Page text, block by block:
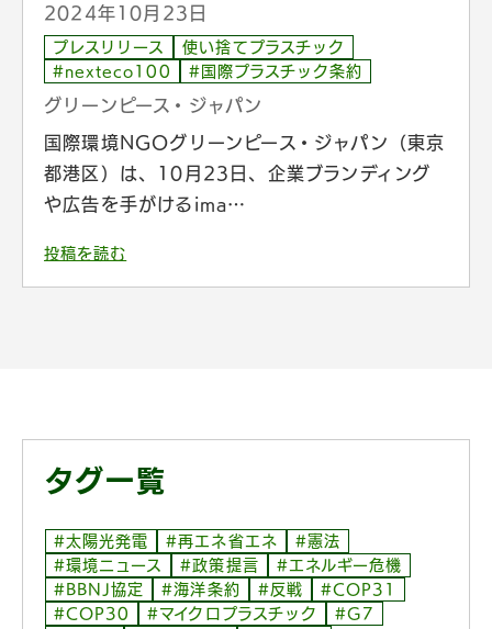
2024年10月23日
プレスリリース
使い捨てプラスチック
#nexteco100
#国際プラスチック条約
グリーンピース・ジャパン
国際環境NGOグリーンピース・ジャパン（東京
都港区）は、10月23日、企業ブランディング
や広告を手がけるima…
投稿を読む
タグ一覧
#太陽光発電 #再エネ省エネ
#憲法
#環境ニュース
#政策提言
#エネルギー危機
#BBNJ協定
#海洋条約 #反戦
#COP31
#COP30
#マイクロプラスチック
#G7